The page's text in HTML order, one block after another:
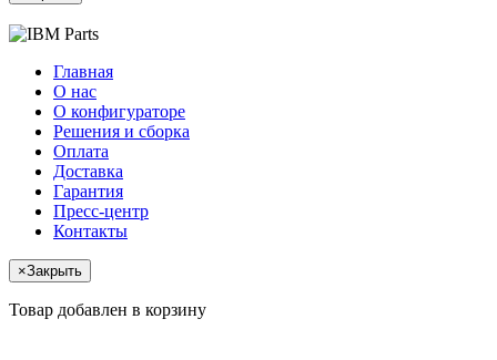
Главная
О нас
О конфигураторе
Решения и сборка
Оплата
Доставка
Гарантия
Пресс-центр
Контакты
×Закрыть
Товар добавлен в корзину